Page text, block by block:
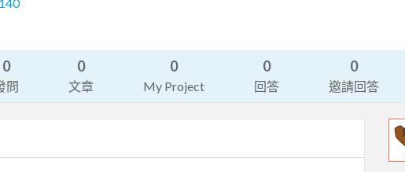
0
問
0
文章
0
My Project
0
回答
0
邀請回答